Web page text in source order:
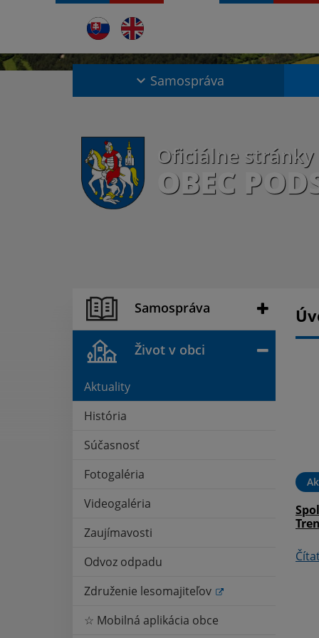
Samospráva
Oficiálne stránky
OBEC
Samospráva
Život v obci
Aktuality
História
Súčasnosť
Fotogaléria
Videogaléria
Zaujímavosti
Odvoz odpadu
Združenie lesomajiteľov
☆ Mobilná aplikácia obce
16. AUG 2022 Oznámenia
Výkup papiera výmenou za
Čítať ďalej